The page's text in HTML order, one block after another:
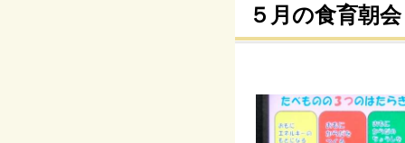
５月の食育朝会